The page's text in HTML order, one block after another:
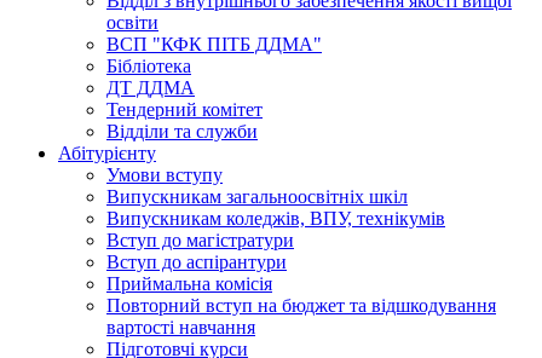
освіти
ВСП "КФК ПІТБ ДДМА"
Бібліотека
ДТ ДДМА
Тендерний комітет
Відділи та служби
Абітурієнту
Умови вступу
Випускникам загальноосвітніх шкіл
Випускникам коледжів, ВПУ, технікумів
Вступ до магістратури
Вступ до аспірантури
Приймальна комісія
Повторний вступ на бюджет та відшкодування
вартості навчання
Підготовчі курси